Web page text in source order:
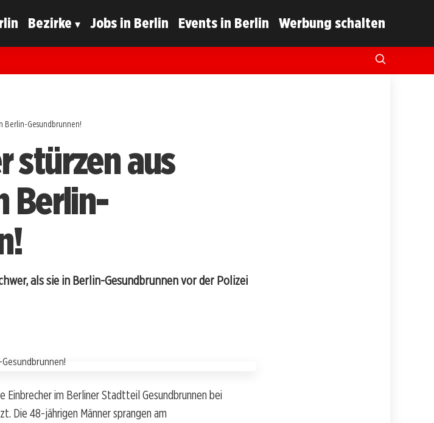
Bezirke Jobs in Berlin Events in Berlin Werbung schalten
Berlin-Gesundbrunnen!
stürzen aus
Berlin-
als sie in Berlin-Gesundbrunnen vor der Polizei
im Berliner Stadtteil Gesundbrunnen bei
Die 48-jährigen Männer sprangen am